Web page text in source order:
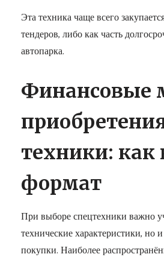
Эта техника чаще всего
тендеров, либо как часть
автопарка.
Финансовые
техники: как
формат
При выборе спецтехники важно
технические характеристики, но
покупки. Наиболее